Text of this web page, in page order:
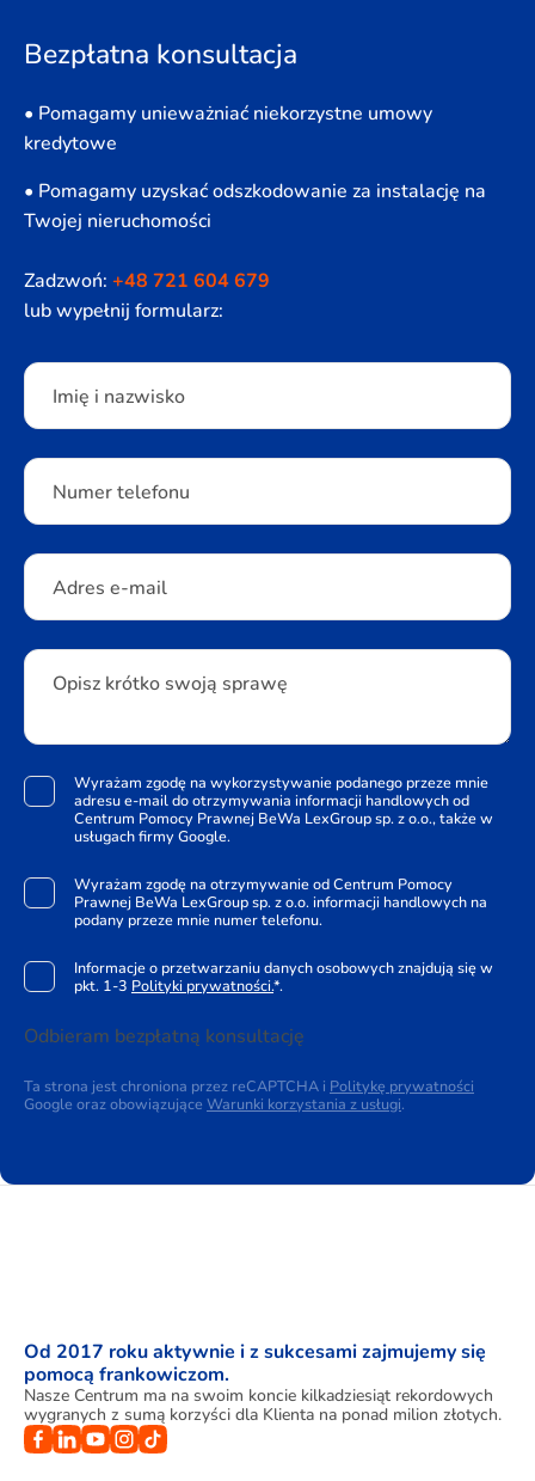
Bezpłatna konsultacja
• Pomagamy unieważniać niekorzystne umowy
kredytowe
• Pomagamy uzyskać odszkodowanie za instalację na
Twojej nieruchomości
Zadzwoń: +48 721 604 679
lub wypełnij formularz:
Please leave this field empty.
Imię i nazwisko
Numer telefonu
Adres e-mail
Opisz krótko swoją sprawę
Wyrażam zgodę na wykorzystywanie podanego przeze mnie
adresu e-mail do otrzymywania informacji handlowych od
Centrum Pomocy Prawnej BeWa LexGroup sp. z o.o., także w
usługach firmy Google.
Wyrażam zgodę na otrzymywanie od Centrum Pomocy
Prawnej BeWa LexGroup sp. z o.o. informacji handlowych na
podany przeze mnie numer telefonu.
Informacje o przetwarzaniu danych osobowych znajdują się w
pkt. 1-3 Polityki prywatności.*.
Odbieram bezpłatną konsultację
Ta strona jest chroniona przez reCAPTCHA i Politykę prywatności
Google oraz obowiązujące Warunki korzystania z usługi.
Od 2017 roku aktywnie i z sukcesami zajmujemy się
pomocą frankowiczom.
Nasze Centrum ma na swoim koncie kilkadziesiąt rekordowych
wygranych z sumą korzyści dla Klienta na ponad milion złotych.